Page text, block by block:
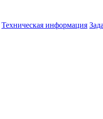
Техническая информация